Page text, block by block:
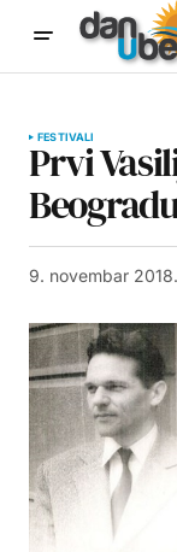
FESTIVALI
Prvi
9. novembar 2018.